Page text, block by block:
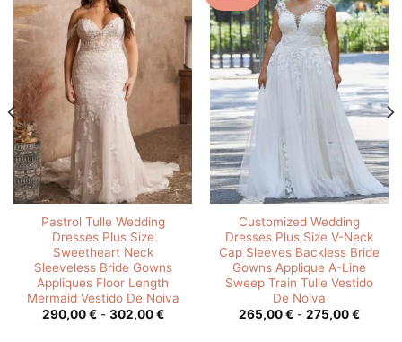
Pastrol Tulle Wedding
Dresses Plus Size
Sweetheart Neck
Sleeveless Bride Gowns
Appliques Floor Length
Mermaid Vestido De Noiva
290,00€ - 302,00€Rango
Customized Wedding
Dresses Plus Size V-Neck
Cap Sleeves Backless Bride
Gowns Applique A-Line
Sweep Train Tulle Vestido
De Noiva
265,00€ - 275,00€Rango